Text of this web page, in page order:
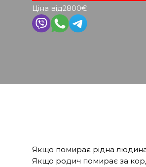
Ціна від2800€
Якщо помирає рідна
Якщо родич помирає за